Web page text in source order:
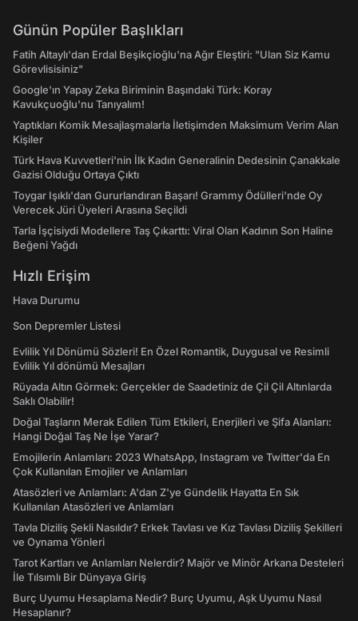
Günün Popüler Başlıkları
Fatih Altaylı'dan Erdal Beşikçioğlu'na Ağır Eleştiri: "Ulan Siz Kamu
Görevlisisiniz"
Google'ın Yapay Zeka Biriminin Başındaki Türk: Koray
Kavukçuoğlu'nu Tanıyalım!
Yaptıkları Komik Mesajlaşmalarla İletişimden Maksimum Verim Alan
Kişiler
Türk Hava Kuvvetleri'nin İlk Kadın Generalinin Dedesinin Çanakkale
Gazisi Olduğu Ortaya Çıktı
Toygar Işıklı'dan Gururlandıran Başarı! Grammy Ödülleri'nde Oy
Verecek Jüri Üyeleri Arasına Seçildi
Tarla İşçisiydi Modellere Taş Çıkarttı: Viral Olan Kadının Son Haline
Beğeni Yağdı
Hızlı Erişim
Hava Durumu
Son Depremler Listesi
Evlilik Yıl Dönümü Sözleri! En Özel Romantik, Duygusal ve Resimli
Evlilik Yıl dönümü Mesajları
Rüyada Altın Görmek: Gerçekler de Saadetiniz de Çil Çil Altınlarda
Saklı Olabilir!
Doğal Taşların Merak Edilen Tüm Etkileri, Enerjileri ve Şifa Alanları:
Hangi Doğal Taş Ne İşe Yarar?
Emojilerin Anlamları: 2023 WhatsApp, Instagram ve Twitter'da En
Çok Kullanılan Emojiler ve Anlamları
Atasözleri ve Anlamları: A'dan Z'ye Gündelik Hayatta En Sık
Kullanılan Atasözleri ve Anlamları
Tavla Diziliş Şekli Nasıldır? Erkek Tavlası ve Kız Tavlası Diziliş Şekilleri
ve Oynama Yönleri
Tarot Kartları ve Anlamları Nelerdir? Majör ve Minör Arkana Desteleri
İle Tılsımlı Bir Dünyaya Giriş
Burç Uyumu Hesaplama Nedir? Burç Uyumu, Aşk Uyumu Nasıl
Hesaplanır?